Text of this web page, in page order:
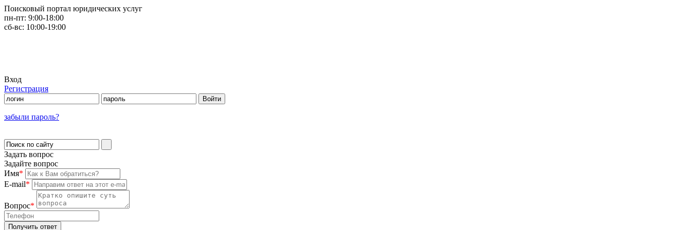
Поисковый портал юридических услуг
пн-пт: 9:00-18:00
сб-вс: 10:00-19:00
Вход
Регистрация
забыли пароль?
Задать вопрос
Задайте вопрос
Имя*
E-mail*
Вопрос*